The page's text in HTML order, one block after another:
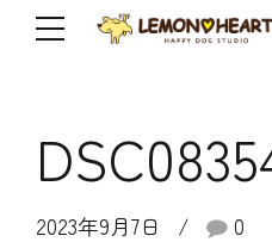
2023年9月7日 0